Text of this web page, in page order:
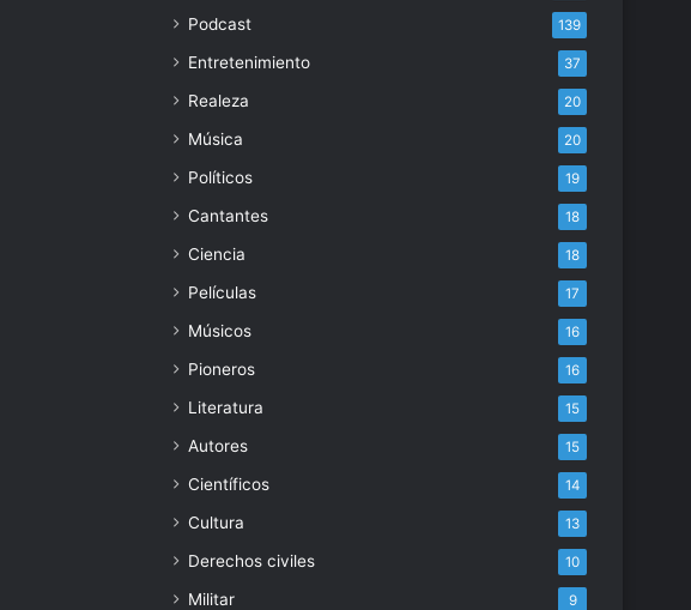
Podcast 139
Entretenimiento 37
Realeza 20
Música 20
Políticos 19
Cantantes 18
Ciencia 18
Películas 17
Músicos 16
Pioneros 16
Literatura 15
Autores 15
Científicos 14
Cultura 13
Derechos civiles 10
Militar 9